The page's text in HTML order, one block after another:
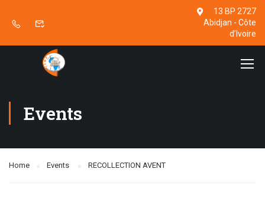
13 BP 2727
Abidjan - Côte
d’Ivoire
Events
Home Events RECOLLECTION AVENT